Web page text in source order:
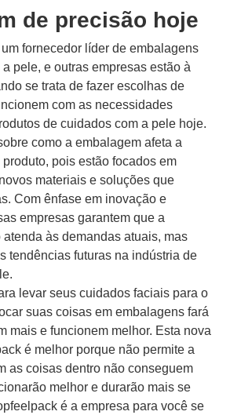
de precisão hoje
fornecedor líder de embalagens
pele, e outras empresas estão à
se trata de fazer escolhas de
com as necessidades
de cuidados com a pele hoje.
como a embalagem afeta a
pois estão focados em
materiais e soluções que
Com ênfase em inovação e
empresas garantem que a
às demandas atuais, mas
tendências futuras na indústria de
levar seus cuidados faciais para o
suas coisas em embalagens fará
mais e funcionem melhor. Esta nova
é melhor porque não permite a
as coisas dentro não conseguem
melhor e durarão mais se
é a empresa para você se